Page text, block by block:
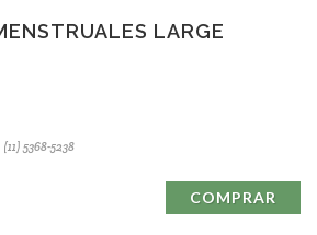
LARGE
(11) 5368-5238
COMPRAR